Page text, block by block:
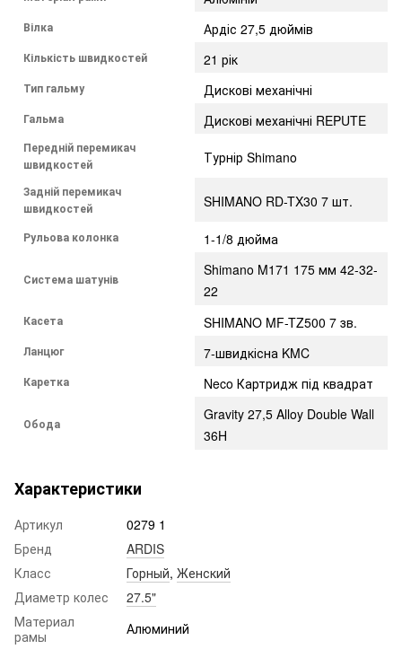
Вілка Ардіс 27,5 дюймів
Кількість швидкостей 21 рік
Тип гальму Дискові механічні
Гальма Дискові механічні REPUTE
Передній перемикач
швидкостей
Турнір Shimano
Задній перемикач
швидкостей
SHIMANO RD-TX30 7 шт.
Рульова колонка 1-1/8 дюйма
Система шатунів
Shimano M171 175 мм 42-32-
22
Касета SHIMANO MF-TZ500 7 зв.
Ланцюг 7-швидкісна KMC
Каретка Neco Картридж під квадрат
Обода
Gravity 27,5 Alloy Double Wall
36H
Характеристики
Артикул
0279 1
Бренд
ARDIS
Класс
Горный, Женский
Диаметр колес
27.5"
Материал
рамы
Алюминий